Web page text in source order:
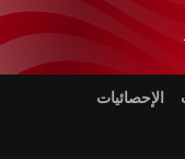
الإحصائيات